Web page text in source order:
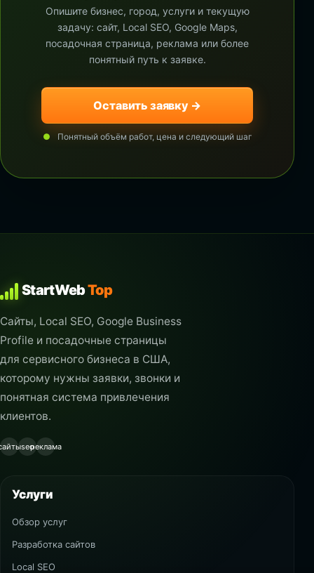
Опишите бизнес, город, услуги и текущую
задачу: сайт, Local SEO, Google Maps,
посадочная страница, реклама или более
понятный путь к заявке.
Оставить заявку →
Понятный объём работ, цена и следующий шаг
StartWebTop
Сайты, Local SEO, Google Business
Profile и посадочные страницы
для сервисного бизнеса в США,
которому нужны заявки, звонки и
понятная система привлечения
клиентов.
seoреклама
Услуги
Обзор услуг
Разработка сайтов
Local SEO